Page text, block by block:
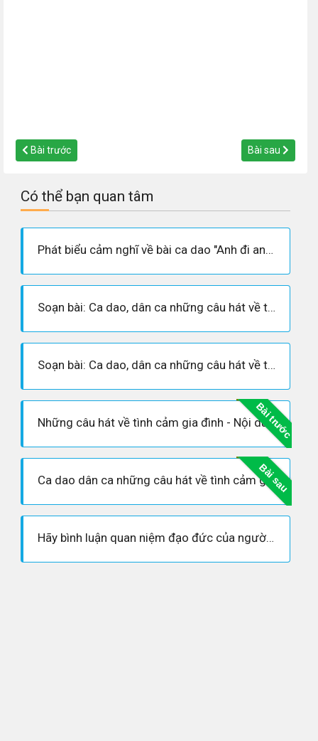
Bài trước Bài sau
Có thể bạn quan tâm
Phát biểu cảm nghĩ về bài ca dao "Anh đi anh nhớ quê nhà, Nhớ canh rau muống ..."
Soạn bài: Ca dao, dân ca những câu hát về tình cảm gia đình
Soạn bài: Ca dao, dân ca những câu hát về tình cảm gia đình (siêu ngắn)
Bài trước
Những câu hát về tình cảm gia đình - Nội dung, Hoàn cảnh sáng tác, Dàn ý phân tích tác phẩm
Bài sau
Ca dao dân ca những câu hát về tình cảm gia đình
Hãy bình luận quan niệm đạo đức của người xưa: "Công cha như núi Thái Sơn/..."